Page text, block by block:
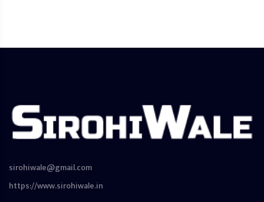
sirohiwale@gmail.com
https://www.sirohiwale.in